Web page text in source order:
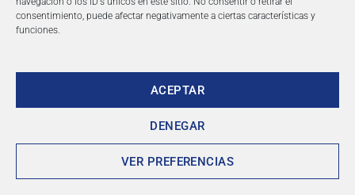
consentimiento, puede afectar negativamente a ciertas características y
funciones.
ACEPTAR
DENEGAR
VER PREFERENCIAS
Copyright 2026 ©360group.es